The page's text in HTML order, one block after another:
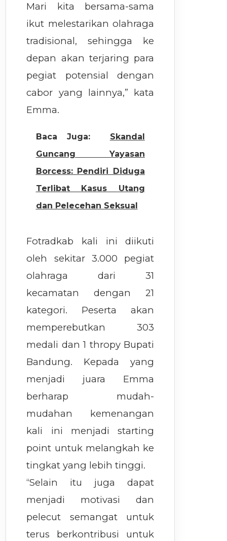
Mari kita bersama-sama
ikut melestarikan olahraga
tradisional, sehingga ke
depan akan terjaring para
pegiat potensial dengan
cabor yang lainnya,” kata
Emma.
Baca Juga:
Skandal
Guncang Yayasan
Borcess: Pendiri Diduga
Terlibat Kasus Utang
dan Pelecehan Seksual
Fotradkab kali ini diikuti
oleh sekitar 3.000 pegiat
olahraga dari 31
kecamatan dengan 21
kategori. Peserta akan
memperebutkan 303
medali dan 1 thropy Bupati
Bandung. Kepada yang
menjadi juara Emma
berharap mudah-
mudahan kemenangan
kali ini menjadi starting
point untuk melangkah ke
tingkat yang lebih tinggi.
“Selain itu juga dapat
menjadi motivasi dan
pelecut semangat untuk
terus berkontribusi untuk